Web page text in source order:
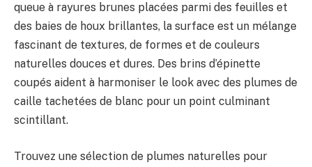
queue à rayures brunes placées parmi des feuilles et
des baies de houx brillantes, la surface est un mélange
fascinant de textures, de formes et de couleurs
naturelles douces et dures. Des brins d’épinette
coupés aident à harmoniser le look avec des plumes de
caille tachetées de blanc pour un point culminant
scintillant.
Trouvez une sélection de plumes naturelles pour